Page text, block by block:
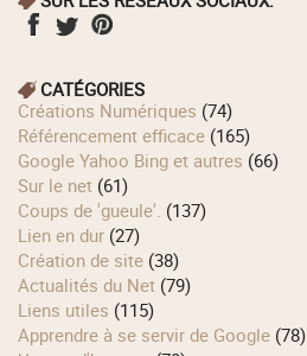
CATÉGORIES
Créations Numériques (74)
Référencement efficace (165)
Google Yahoo Bing et autres (66)
Sur le net (61)
Coups de 'gueule'. (137)
Lien en dur (27)
Création de site (38)
Actualités du Net (79)
Liens utiles (115)
Apprendre à se servir de Google (78)